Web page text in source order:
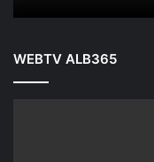
WEBTV ALB365